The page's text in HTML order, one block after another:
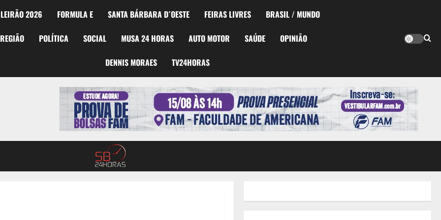
2026 FORMULA E SANTA BÁRBARA D´OESTE FEIRAS LIVRES BRASIL / MUNDO
REGIÃO POLÍTICA SOCIAL MUSA 24 HORAS AUTO MOTOR SAÚDE OPINIÃO
DENNIS MORAES TV24HORAS